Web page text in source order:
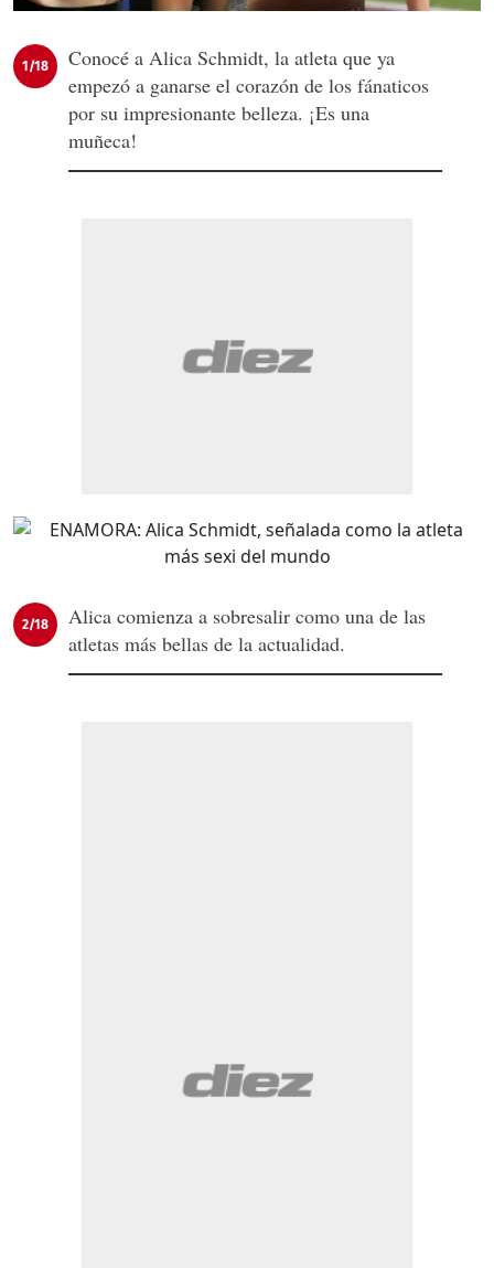
1/18
Conocé a Alica Schmidt, la atleta que ya
empezó a ganarse el corazón de los fánaticos
por su impresionante belleza. ¡Es una
muñeca!
2/18
Alica comienza a sobresalir como una de las
atletas más bellas de la actualidad.